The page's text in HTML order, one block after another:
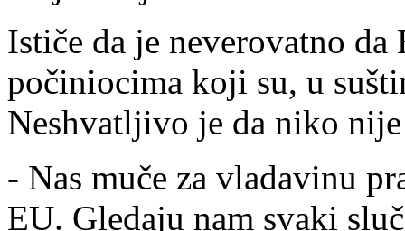
Ističe da je neverovatno
počiniocima koji su, u
Neshvatljivo je da niko
- Nas muče za vladavinu
EU. Gledaju nam svaki